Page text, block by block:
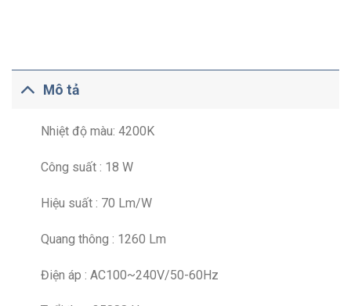
Mô tả
Nhiệt độ màu: 4200K
Công suất : 18 W
Hiệu suất : 70 Lm/W
Quang thông : 1260 Lm
Điện áp : AC100~240V/50-60Hz